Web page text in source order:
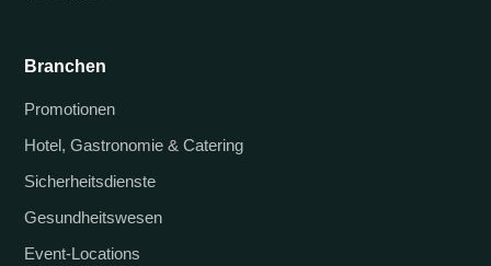
Branchen
Promotionen
Hotel, Gastronomie & Catering
Sicherheitsdienste
Gesundheitswesen
Event-Locations